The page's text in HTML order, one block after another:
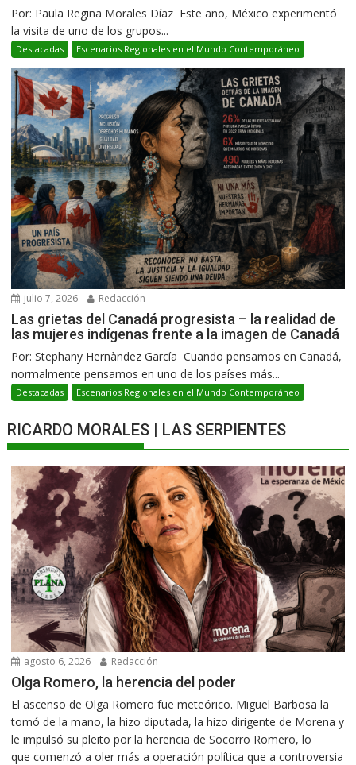
Por: Paula Regina Morales Díaz Este año, México experimentó
la visita de uno de los grupos...
Destacadas Escenarios Regionales en el Mundo Contemporáneo
julio 7, 2026 Redacción
Las grietas del Canadá progresista – la realidad de
las mujeres indígenas frente a la imagen de Canadá
Por: Stephany Hernàndez García Cuando pensamos en Canadá,
normalmente pensamos en uno de los países más...
Destacadas Escenarios Regionales en el Mundo Contemporáneo
RICARDO MORALES | LAS SERPIENTES
agosto 6, 2026 Redacción
Olga Romero, la herencia del poder
El ascenso de Olga Romero fue meteórico. Miguel Barbosa la
tomó de la mano, la hizo diputada, la hizo dirigente de Morena y
le impulsó su pleito por la herencia de Socorro Romero, lo
que comenzó a oler más a operación política que a controversia